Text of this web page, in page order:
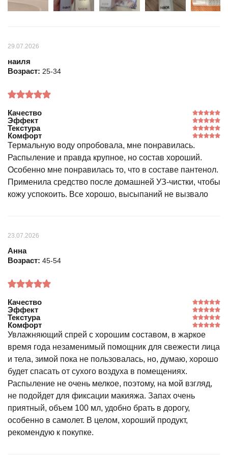
29.07.2026
наиля
Возраст: 25-34
Качество
Эффект
Текстура
Комфорт
Термальную воду опробовала, мне понравилась.
Распыление и правда крупное, но состав хороший.
Особенно мне понравилась то, что в составе пантенол.
Применила средство после домашней УЗ-чистки, чтобы
кожу успокоить. Все хорошо, высыпаний не вызвало
23.07.2026
Анна
Возраст: 45-54
Качество
Эффект
Текстура
Комфорт
Увлажняющий спрей с хорошим составом, в жаркое
время года незаменимый помощник для свежести лица
и тела, зимой пока не пользовалась, но, думаю, хорошо
будет спасать от сухого воздуха в помещениях.
Распыление не очень мелкое, поэтому, на мой взгляд,
не подойдет для фиксации макияжа. Запах очень
приятный, объем 100 мл, удобно брать в дорогу,
особенно в самолет. В целом, хороший продукт,
рекомендую к покупке.